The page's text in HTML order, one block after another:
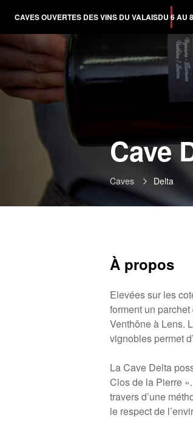
CAVES OUVERTES DES VINS DU VALAISDU 6 AU
Cave
Caves Delta
À propos
Elevées sur les
forment un
Venthône à Lens.
vignobles permet
La Cave Delta
Clos de la Pierre
travers d’une
le respect de